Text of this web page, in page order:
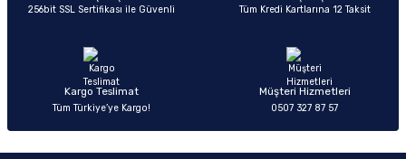
256bit SSL Sertifikası ile Güvenli Tüm Kredi Kartlarına 12 Taksit
Kargo Teslimat
Tüm Türkiye’ye Kargo!
Müşteri Hizmetleri
0507 327 87 57